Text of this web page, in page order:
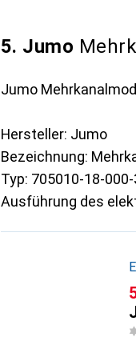
5. Jumo
Jumo
Hersteller: Jumo
Bezeichnung:
Typ: 705010-18-
Ausführung des